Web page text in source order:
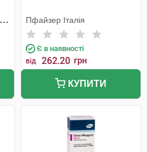
Пфайзер Італія
Є в наявності
від 262.20 грн
КУПИТИ